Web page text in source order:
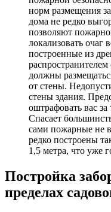
норм размещения
дома не редко
позволяют
локализовать очаг
построенные из
должны
от стены.
стены здания.
оштрафовать вас
Спасает
сами пожарные не
редко построены
1,5 метра, что уже
Постройка
пределах